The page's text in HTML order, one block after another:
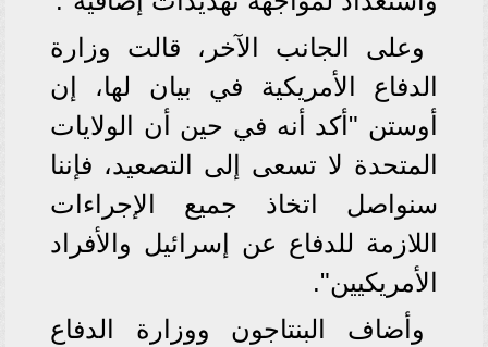
وعلى الجانب الآخر، قالت وزارة
الدفاع الأمريكية في بيان لها، إن
أوستن "أكد أنه في حين أن الولايات
المتحدة لا تسعى إلى التصعيد، فإننا
سنواصل اتخاذ جميع الإجراءات
اللازمة للدفاع عن إسرائيل والأفراد
الأمريكيين".
وأضاف البنتاجون ووزارة الدفاع